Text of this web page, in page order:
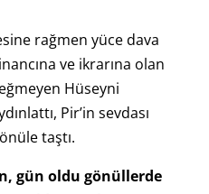
rağmen yüce dava
ve ikrarına olan
Hüseyni
Pir’in sevdası
taştı.
gün oldu gönüllerde